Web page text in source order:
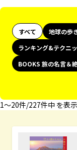
すべて 地球の歩
ランキング&テクニ
BOOKS 旅の名言＆
1〜20件/227件中 を表示